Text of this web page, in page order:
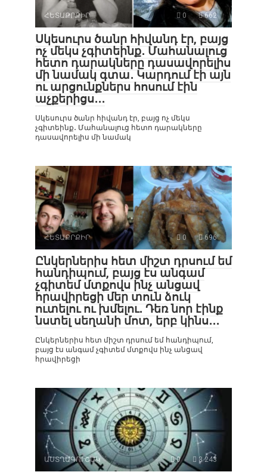
ՀԵՏԱՔՐՔԻՐ 0 662
Սկեսուրս ծանր հիվանդ էր, բայց
ոչ մեկս չգիտեինք․ Մահանալուց
հետո դարակները դասավորելիս
մի նամակ գտա․ Կարդում էի այն
ու արցունքներս հոսում էին
աչքերիցս․․․
Սկեսուրս ծանր հիվանդ էր, բայց ոչ մեկս
չգիտեինք․ Մահանալուց հետո դարակները
դասավորելիս մի նամակ
ՀԵՏԱՔՐՔԻՐ 0 696
Ընկերներիս հետ միշտ դրսում եմ
հանդիպում, բայց էս անգամ
չգիտեմ մտքովս ինչ անցավ
հրավիրեցի մեր տուն ձուկ
ուտելու ու խմելու․ Դեռ նոր էինք
նստել սեղանի մոտ, երբ կինս․․․
Ընկերներիս հետ միշտ դրսում եմ հանդիպում,
բայց էս անգամ չգիտեմ մտքովս ինչ անցավ
հրավիրեցի
ԱՍՏՂԱԳՈՒՇԱԿ 0 3 243